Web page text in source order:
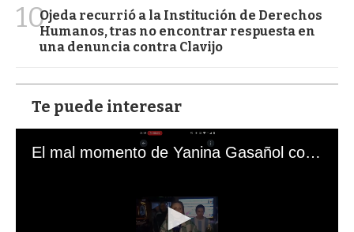
10Ojeda recurrió a la Institución de Derechos
Humanos, tras no encontrar respuesta en
una denuncia contra Clavijo
Te puede interesar
El mal momento de Yanina Gasañol con un hincha argentino en "Subrayado"